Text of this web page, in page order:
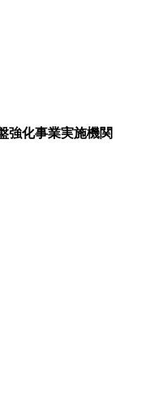
強化事業実施機関